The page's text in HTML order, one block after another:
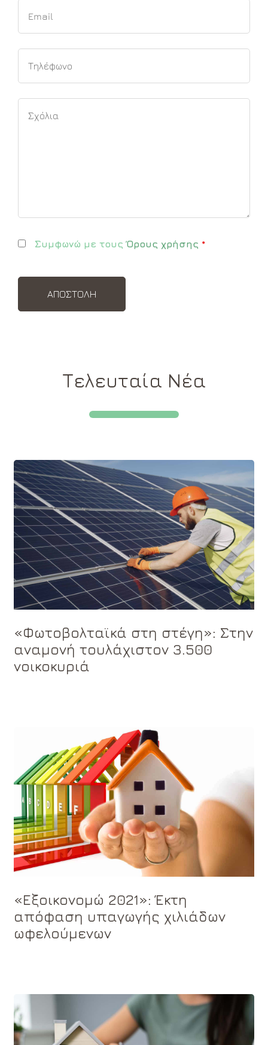
Συμφωνώ με τουςΌρους χρήσης *
Τελευταία Νέα
«Φωτοβολταϊκά στη στέγη»: Στην
αναμονή τουλάχιστον 3.500
νοικοκυριά
«Εξοικονομώ 2021»: Έκτη
απόφαση υπαγωγής χιλιάδων
ωφελούμενων